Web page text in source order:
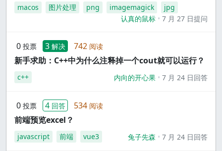
macos 图片处理 png imagemagick
jpg
认真的鼠标
7 月 27 日提问
0 投票 3 解决 742 阅读
新手求助：C++中为什么注释掉一个cout就可以运行？
c++ 内向的开心果 7 月 24 日回答
0 投票 4 回答 534 阅读
前端预览excel？
javascript 前端 vue3 兔子先森 7 月 24 日回答